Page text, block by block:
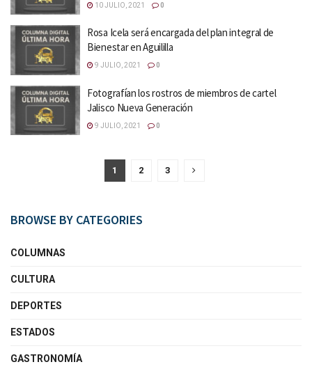
10 JULIO, 2021 0
Rosa Icela será encargada del plan integral de
Bienestar en Aguililla
9 JULIO, 2021 0
Fotografían los rostros de miembros de cartel
Jalisco Nueva Generación
9 JULIO, 2021 0
1 2 3
BROWSE BY CATEGORIES
COLUMNAS
CULTURA
DEPORTES
ESTADOS
GASTRONOMÍA